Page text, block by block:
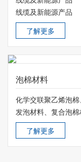
线缆及新能源产品
了解更多
泡棉材料
化学交联聚乙烯泡棉
发泡材料、复合泡
了解更多